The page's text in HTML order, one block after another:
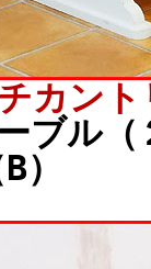
カン
ブル